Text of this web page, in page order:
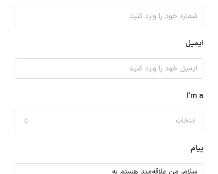
ایمیل
I'm a
انتخاب
پیام